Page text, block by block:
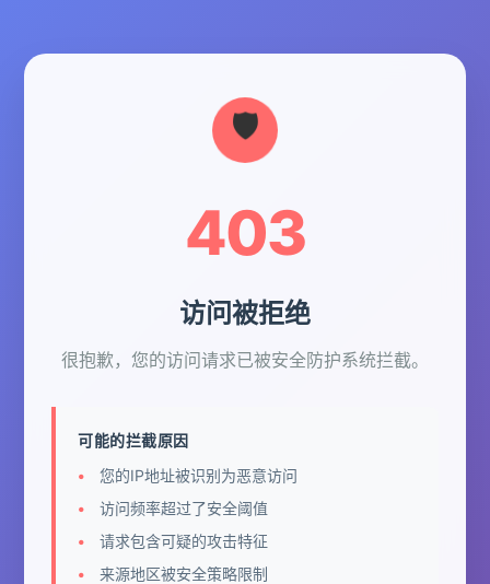
403
访问被拒绝
很抱歉，您的访问请求已被安全防护系统拦截。
可能的拦截原因
您的IP地址被识别为恶意访问
访问频率超过了安全阈值
请求包含可疑的攻击特征
来源地区被安全策略限制